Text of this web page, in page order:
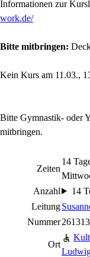
Informationen zur
work.de/
Bitte mitbringen:
Kein Kurs am 11.03.,
Bitte Gymnastik- oder
mitbringen.
Zeiten
14
Anzahl
14
Leitung
Nummer
Ort